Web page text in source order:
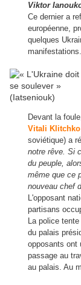
Viktor
Ce dernier a
européenne,
quelques
manifestations.
Devant la
Vitali Klitchko
soviétique) a
notre rêve. Si
du peuple,
même que ce
nouveau chef
L'opposant
partisans
La police
du palais
opposants ont
passage au
au palais. Au